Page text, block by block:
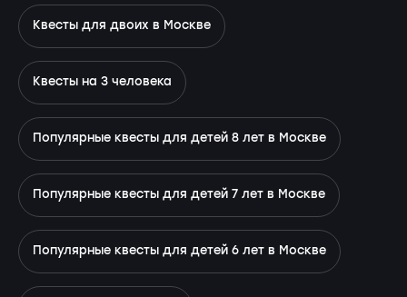
Квесты для двоих в Москве
Квесты на 3 человека
Популярные квесты для детей 8 лет в Москве
Популярные квесты для детей 7 лет в Москве
Популярные квесты для детей 6 лет в Москве